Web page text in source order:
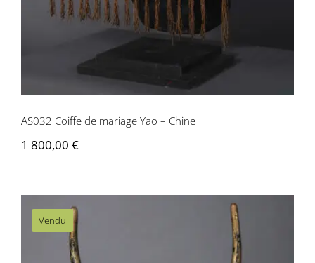
AS032 Coiffe de mariage Yao – Chine
1 800,00 €
Vendu